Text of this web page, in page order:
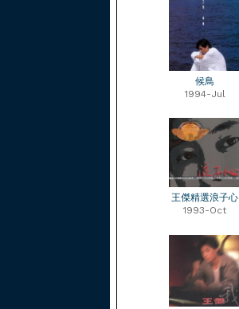
候鳥
1994-Jul
王傑精選浪子心
1993-Oct